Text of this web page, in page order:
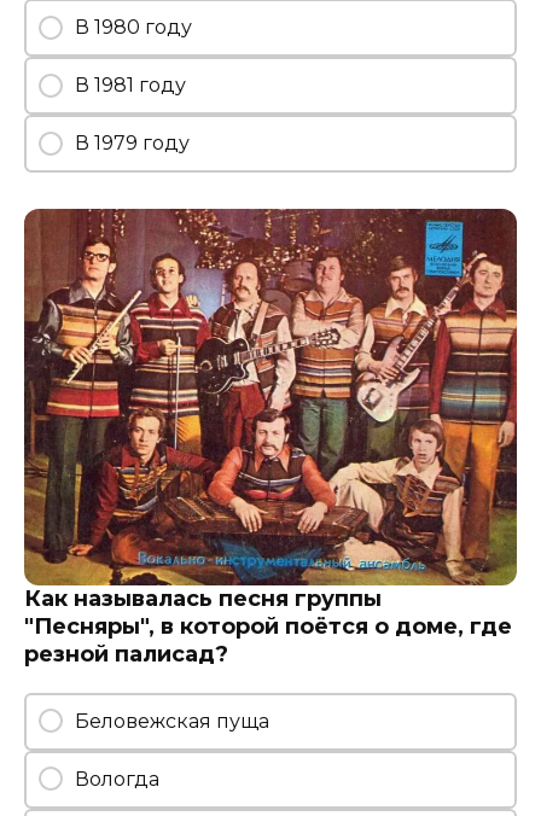
В 1980 году
В 1981 году
В 1979 году
Как называлась песня группы
"Песняры", в которой поётся о доме, где
резной палисад?
Беловежская пуща
Вологда